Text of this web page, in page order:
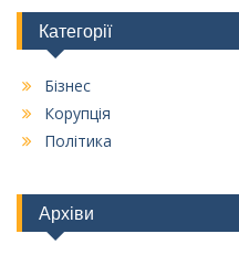
Категорії
Бізнес
Корупція
Політика
Архіви